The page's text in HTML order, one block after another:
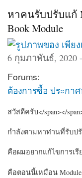
หาคนรับปรับแก้
Book Module
6 กุมภาพันธ์, 2020
Forums:
ต้องการซื้อ ประกา
สวัสดีครับ</span></
กำลังตามหาท่านที่รับปรั
คือผมอยากแก้ไขการเรี
คือตอนนี้เหมือน